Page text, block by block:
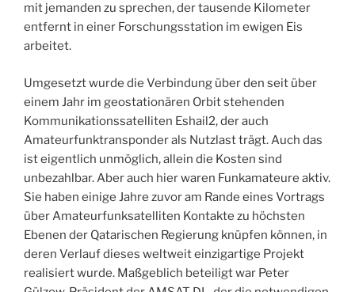
mit jemanden zu sprechen, der tausende Kilometer
entfernt in einer Forschungsstation im ewigen Eis
arbeitet.
Umgesetzt wurde die Verbindung über den seit über
einem Jahr im geostationären Orbit stehenden
Kommunikationssatelliten Eshail2, der auch
Amateurfunktransponder als Nutzlast trägt. Auch das
ist eigentlich unmöglich, allein die Kosten sind
unbezahlbar. Aber auch hier waren Funkamateure aktiv.
Sie haben einige Jahre zuvor am Rande eines Vortrags
über Amateurfunksatelliten Kontakte zu höchsten
Ebenen der Qatarischen Regierung knüpfen können, in
deren Verlauf dieses weltweit einzigartige Projekt
realisiert wurde. Maßgeblich beteiligt war Peter